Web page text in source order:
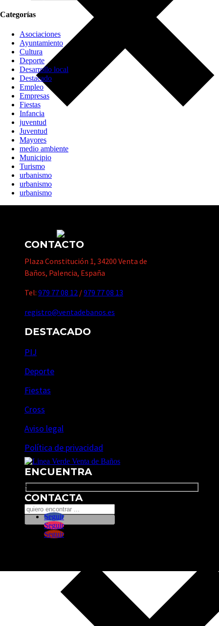
Categorías
Asociaciones
Ayuntamiento
Cultura
Deporte
Desarrollo local
Destacado
Empleo
Empresas
Fiestas
Infancia
juventud
Juventud
Mayores
medio ambiente
Municipio
Turismo
urbanismo
urbanismo
urbanismo
CONTACTO
Plaza Constitución 1, 34200 Venta de
Baños, Palencia, España
Tel: 979 77 08 12 /979 77 08 13
registro@ventadebanos.es
DESTACADO
PIJ
Deporte
Fiestas
Cross
Aviso legal
Política de privacidad
ENCUENTRA
Search
CONTACTA
Seguir
Seguir
Seguir